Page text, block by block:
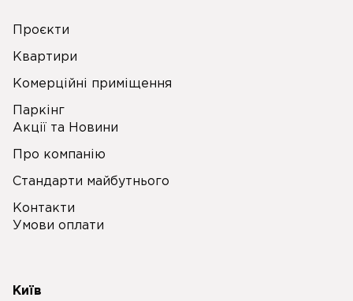
Проєкти
Квартири
Комерційні приміщення
Паркінг
Акції та Новини
Про компанію
Стандарти майбутнього
Контакти
Умови оплати
Київ